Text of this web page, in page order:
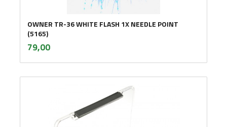
OWNER TR-36 WHITE FLASH 1X NEEDLE POINT
(5165)
Pris
79,00mva.